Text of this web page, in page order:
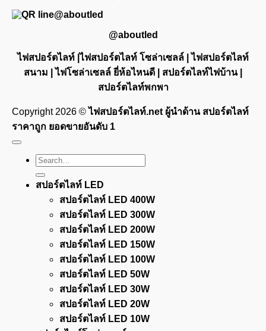
@aboutled
ไฟสปอร์ตไลท์ |ไฟสปอร์ตไลท์ โซล่าเซลล์ | ไฟสปอร์ตไลท์
สนาม | ไฟโซล่าเซลล์ ยี่ห้อไหนดี | สปอร์ตไลท์ไฟบ้าน |
สปอร์ตไลท์พกพา
Copyright 2026 ©ไฟสปอร์ตไลท์.net ผู้นำด้าน สปอร์ตไลท์
ราคาถูก ยอดขายอันดับ 1
Search
for:
สปอร์ตไลท์ LED
สปอร์ตไลท์ LED 400W
สปอร์ตไลท์ LED 300W
สปอร์ตไลท์ LED 200W
สปอร์ตไลท์ LED 150W
สปอร์ตไลท์ LED 100W
สปอร์ตไลท์ LED 50W
สปอร์ตไลท์ LED 30W
สปอร์ตไลท์ LED 20W
สปอร์ตไลท์ LED 10W